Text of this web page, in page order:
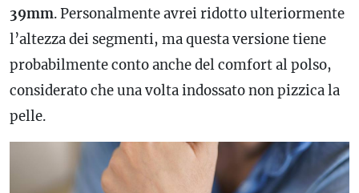
39mm. Personalmente avrei ridotto ulteriormente
l’altezza dei segmenti, ma questa versione tiene
probabilmente conto anche del comfort al polso,
considerato che una volta indossato non pizzica la
pelle.